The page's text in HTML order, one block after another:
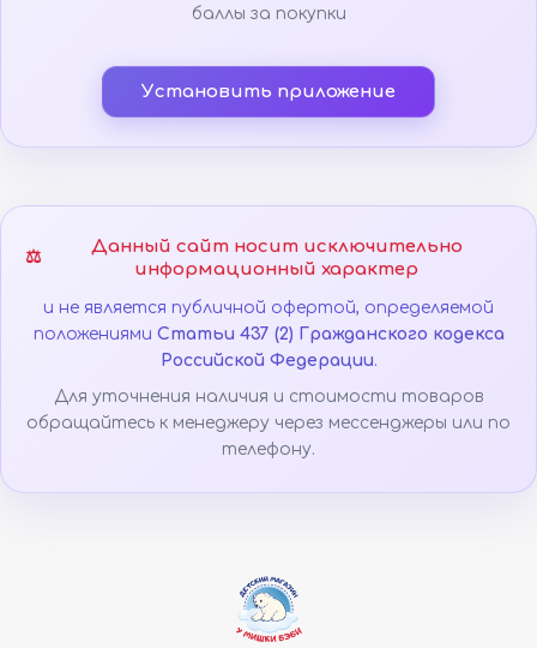
баллы за покупки
Установить приложение
⚖️
Данный сайт носит исключительно
информационный характер
и не является публичной офертой, определяемой
положениями Статьи 437 (2) Гражданского кодекса
Российской Федерации.
Для уточнения наличия и стоимости товаров
обращайтесь к менеджеру через мессенджеры или по
телефону.